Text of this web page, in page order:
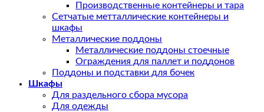
Производственные контейнеры и тара
Сетчатые метталлические контейнеры и
шкафы
Металлические поддоны
Металлические поддоны стоечные
Ограждения для паллет и поддонов
Поддоны и подставки для бочек
Шкафы
Для раздельного сбора мусора
Для одежды